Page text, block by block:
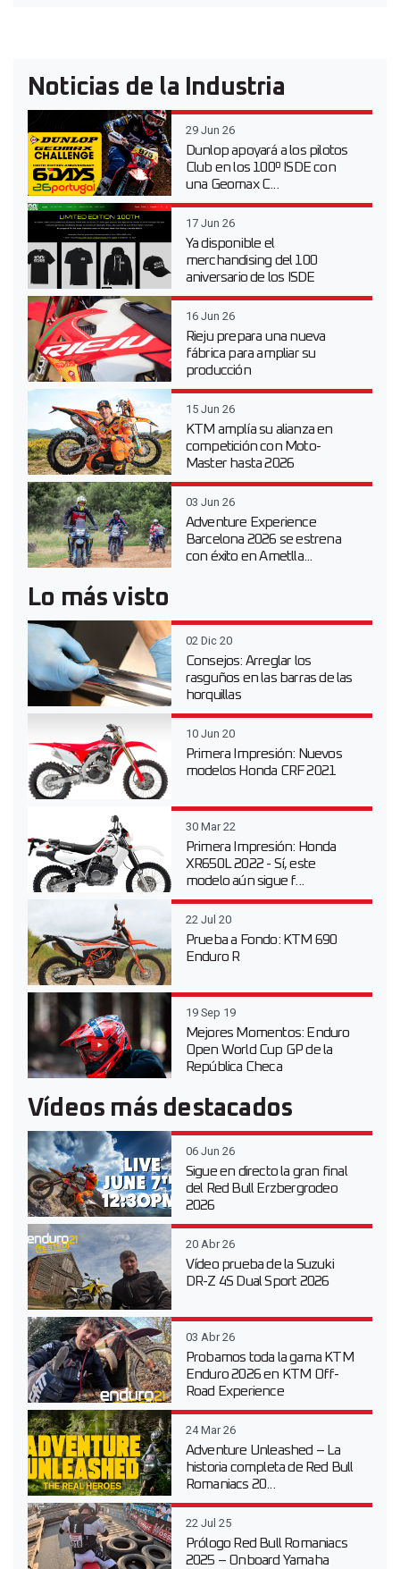
Noticias de la Industria
29 Jun 26
Dunlop apoyará a los pilotos
Club en los 100º ISDE con
una Geomax C...
17 Jun 26
Ya disponible el
merchandising del 100
aniversario de los ISDE
16 Jun 26
Rieju prepara una nueva
fábrica para ampliar su
producción
15 Jun 26
KTM amplía su alianza en
competición con Moto-
Master hasta 2026
03 Jun 26
Adventure Experience
Barcelona 2026 se estrena
con éxito en Ametlla...
Lo más visto
02 Dic 20
Consejos: Arreglar los
rasguños en las barras de las
horquillas
10 Jun 20
Primera Impresión: Nuevos
modelos Honda CRF 2021
30 Mar 22
Primera Impresión: Honda
XR650L 2022 - Sí, este
modelo aún sigue f...
22 Jul 20
Prueba a Fondo: KTM 690
Enduro R
19 Sep 19
Mejores Momentos: Enduro
Open World Cup GP de la
República Checa
Vídeos más destacados
06 Jun 26
Sigue en directo la gran final
del Red Bull Erzbergrodeo
2026
20 Abr 26
Vídeo prueba de la Suzuki
DR-Z 4S Dual Sport 2026
03 Abr 26
Probamos toda la gama KTM
Enduro 2026 en KTM Off-
Road Experience
24 Mar 26
Adventure Unleashed – La
historia completa de Red Bull
Romaniacs 20...
22 Jul 25
Prólogo Red Bull Romaniacs
2025 – Onboard Yamaha